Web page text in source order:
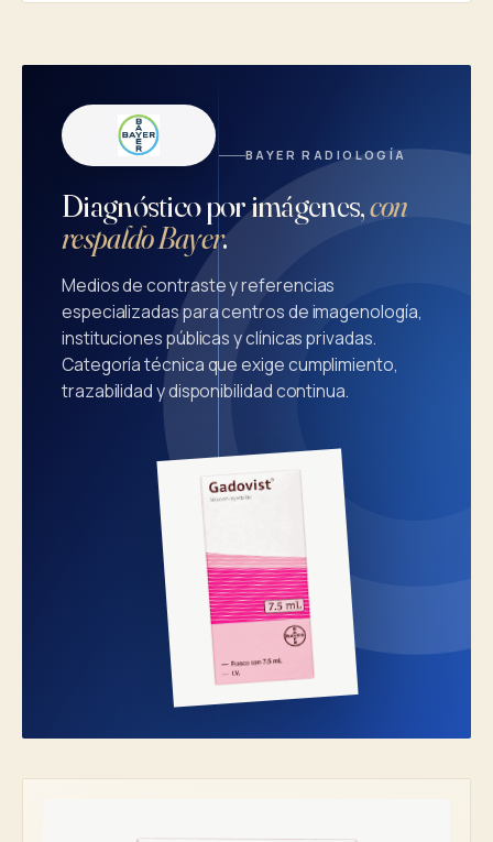
BAYER RADIOLOGÍA
Diagnóstico por imágenes,con
respaldo Bayer.
Medios de contraste y referencias
especializadas para centros de imagenología,
instituciones públicas y clínicas privadas.
Categoría técnica que exige cumplimiento,
trazabilidad y disponibilidad continua.